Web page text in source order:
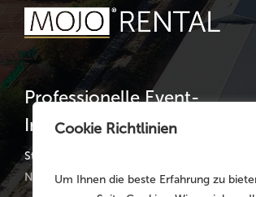
Cookie Richtlinien
Um Ihnen die beste Erfahrung zu
Professionelle Event-
Infrastruktur
Standorte:
Nürnberg | München | Köln | Hannover